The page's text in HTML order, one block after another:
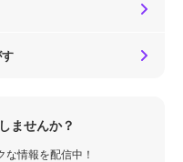
ませんか？
情報を配信中！